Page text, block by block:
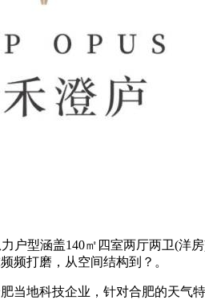
型涵盖140㎡四室两厅两卫(洋
频打磨，从空间结构到？。
地科技企业，针对合肥的天气